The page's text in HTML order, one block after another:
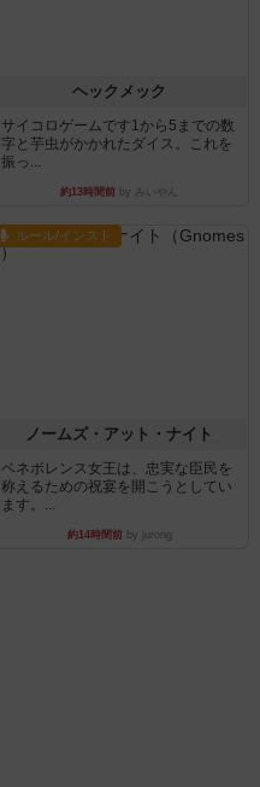
ヘックメック
サイコロゲームです1から5までの数
字と芋虫がかかれたダイス。これを
振っ...
約13時間前 by みいやん
ルール/インスト
ノームズ・アット・ナイト
ベネボレンス女王は、忠実な臣民を
称えるための祝宴を開こうとしてい
ます。...
約14時間前by jurong